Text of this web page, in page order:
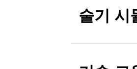
술기 시